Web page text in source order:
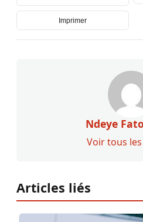
Imprimer
Ndeye
Voir tous
Articles liés